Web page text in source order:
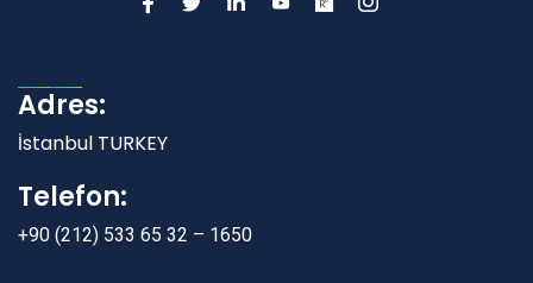
Adres:
İstanbul TURKEY
Telefon:
+90 (212) 533 65 32 – 1650